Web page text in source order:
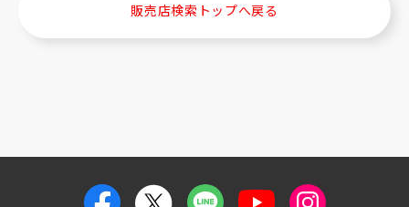
販売店検索トップへ戻る